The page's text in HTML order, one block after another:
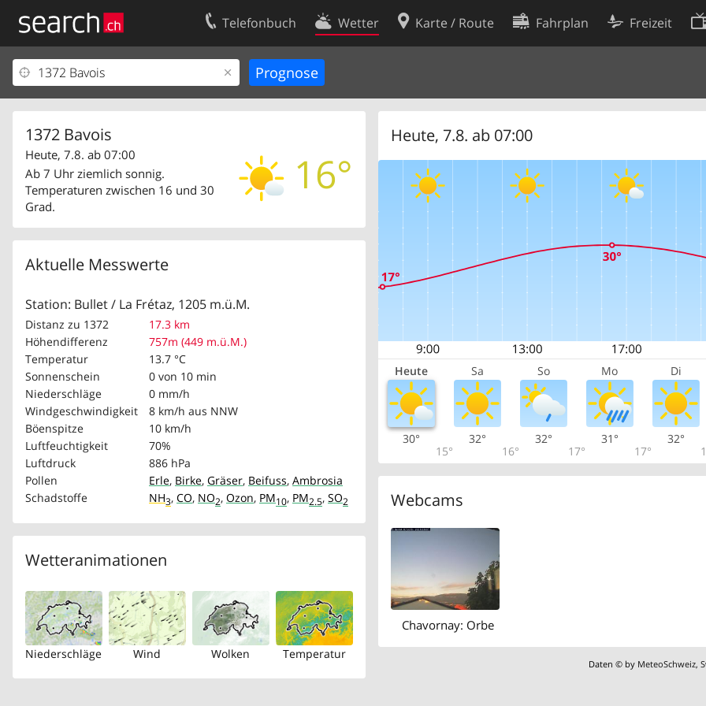
Telefonbuch Wetter Karte / Route Fahrplan Freizeit
1372 Bavois
16°
Heute, 7.8. ab 07:00
Ab 7 Uhr ziemlich sonnig.
Temperaturen zwischen 16 und 30
Grad.
Aktuelle Messwerte
Station: Bullet / La Frétaz, 1205 m.ü.M.
Distanz zu 1372
17.3 km
Höhendifferenz
757m (449 m.ü.M.)
Temperatur
13.7 °C
Sonnenschein
0 von 10 min
Niederschläge
0 mm/h
Windgeschwindigkeit
8 km/h aus NNW
Böenspitze
10 km/h
Luftfeuchtigkeit
70%
Luftdruck
886 hPa
Pollen
Erle, Birke, Gräser, Beifuss, Ambrosia
Schadstoffe
NH3, CO, NO2, Ozon, PM10, PM2.5, SO2
Wetteranimationen
Niederschläge Wind Wolken Temperatur
Heute, 7.8. ab 07:00
Heute Sa So Mo Di
30°
15°
32°
16°
32°
17°
31°
17°
32°
Webcams
Chavornay: Orbe
Daten © by MeteoSchweiz,
Ihr Eintrag
Kundencenter Geschäftskunden
Kontakt
Nutzungsbedingungen
Cookie-Einstellungen